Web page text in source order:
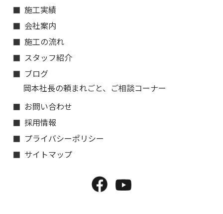
施工実績
会社案内
施工の流れ
スタッフ紹介
ブログ
岡本社長の頼まれごと、ご相談コーナー
お問い合わせ
採用情報
プライバシーポリシー
サイトマップ